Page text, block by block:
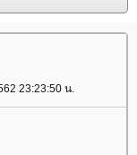
23:23:50 น.